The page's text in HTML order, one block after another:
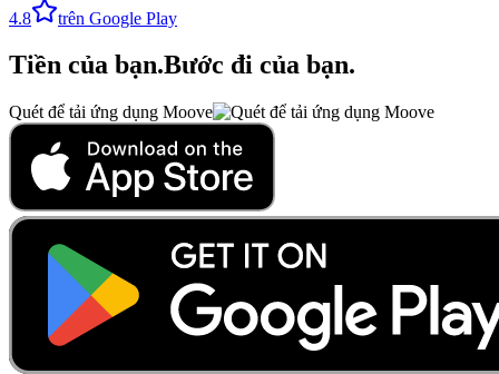
4.8 trên Google Play
Tiền của bạn.Bước đi của bạn.
Quét để tải ứng dụng Moove